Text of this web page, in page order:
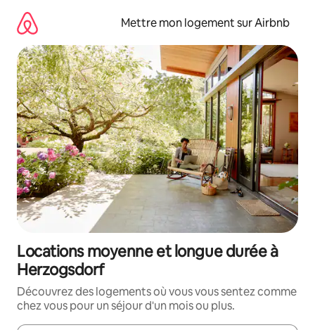
directement
contenu
Mettre mon logement sur Airbnb
Locations moyenne et longue durée à
Herzogsdorf
Découvrez des logements où vous vous sentez comme
chez vous pour un séjour d'un mois ou plus.